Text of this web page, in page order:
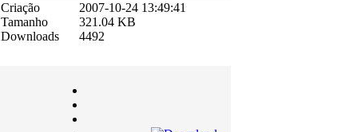
Criação
Tamanho
Downloads
2007-10-24 13:49:41
321.04 KB
4492